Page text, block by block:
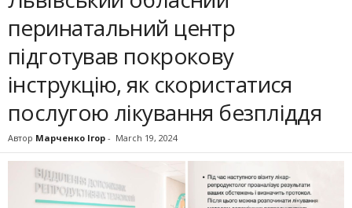
перинатальний центр
підготував покрокову
інструкцію, як скористатися
послугою лікування безпліддя
Автор Марченко Ігор - March 19, 2024